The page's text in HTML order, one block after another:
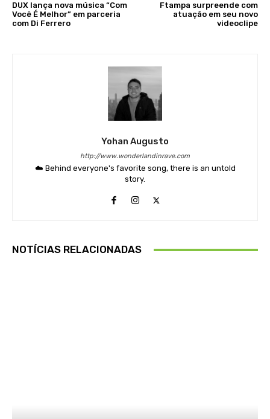
DUX lança nova música “Com
Você É Melhor” em parceria
com Di Ferrero
Ftampa surpreende com
atuação em seu novo
videoclipe
Yohan Augusto
http://www.wonderlandinrave.com
☁️ Behind everyone's favorite song, there is an untold
story.
NOTÍCIAS RELACIONADAS